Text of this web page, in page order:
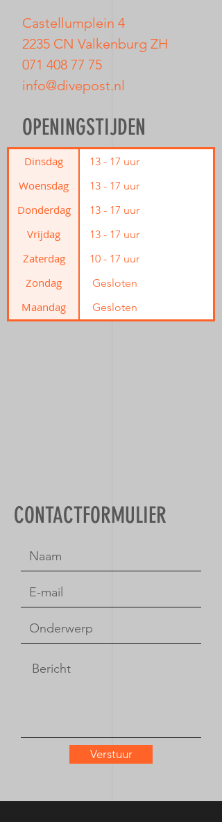
Castellumplein 4
2235 CN Valkenburg ZH
071 408 77 75
info@divepost.nl
OPENINGSTIJDEN
Dinsdag 13 - 17 uur
Woensdag 13 - 17 uur
Donderdag 13 - 17 uur
Vrijdag 13 - 17 uur
Zaterdag 10 - 17 uur
Zondag Gesloten
Maandag Gesloten
CONTACTFORMULIER
Verstuur